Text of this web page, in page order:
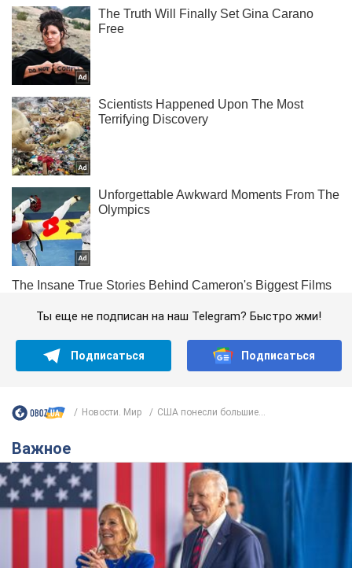
Ты еще не подписан на наш Telegram? Быстро жми!
Подписаться Подписаться
Новости. Мир США понесли большие...
Важное